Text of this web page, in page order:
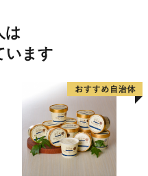
は
います